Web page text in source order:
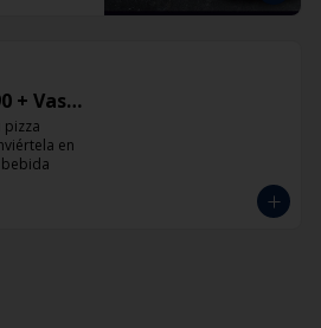
+ Vaso
pizza
en